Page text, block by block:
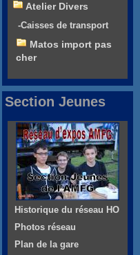
Atelier Divers
-Caisses de transport
Matos import pas
cher
Section Jeunes
Historique du réseau HO
Photos réseau
Plan de la gare